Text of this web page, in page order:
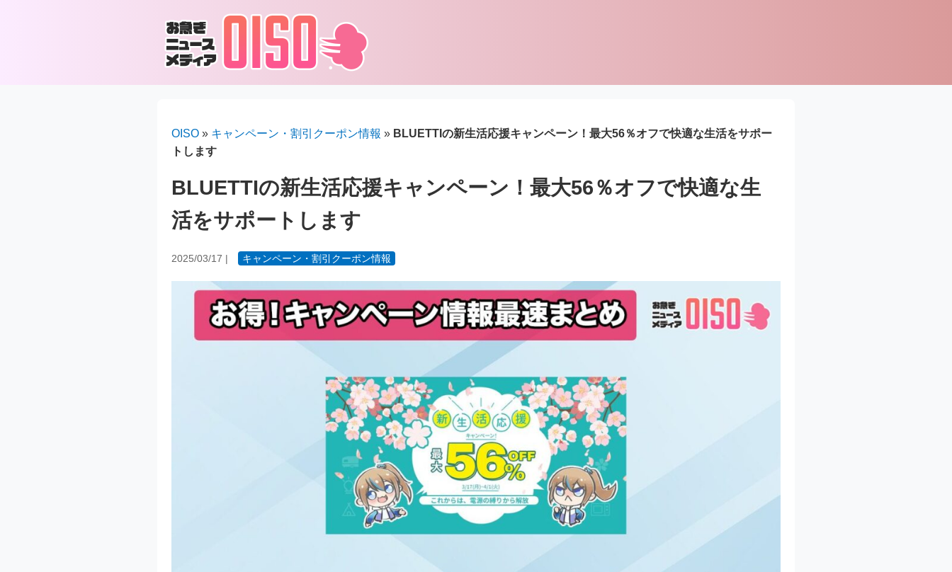
OISO » キャンペーン・割引クーポン情報 » BLUETTIの新生活応援キャンペーン！最大56％オフで快適な生活をサポー
トします
BLUETTIの新生活応援キャンペーン！最大56％オフで快適な生
活をサポートします
2025/03/17 | キャンペーン・割引クーポン情報